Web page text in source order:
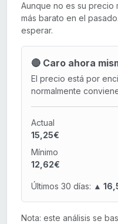
Aunque no es su precio
más barato en el
esperar.
🔴 Caro ahora
El precio está por
normalmente
Actual
15,25€
Mínimo
12,62€
Últimos 30 días: ▲
Nota: este análisis se